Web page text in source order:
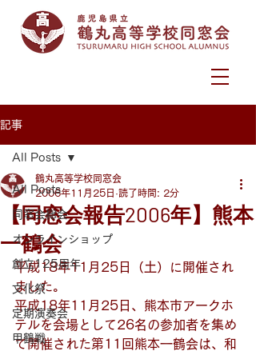
記事
All Posts
同窓会総会
オンラインショップ
創立125周年
文化祭
定期演奏会
甲鶴戦
All Posts
【同窓会報告2006年】熊本
一鶴会
鶴丸高等学校同窓会
2006年11月25日 読了時間: 2分
平成18年11月25日（土）に開催され
ました。
平成18年11月25日、熊本市アークホ
テルを会場として26名の参加者を集め
て開催された第11回熊本一鶴会は、和